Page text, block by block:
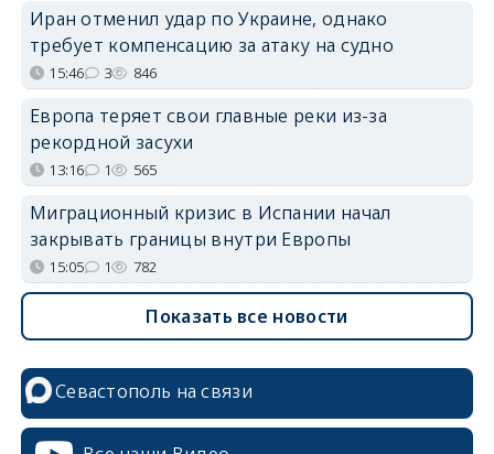
Иран отменил удар по Украине, однако
требует компенсацию за атаку на судно
15:46 3 846
Европа теряет свои главные реки из-за
рекордной засухи
13:16 1 565
Миграционный кризис в Испании начал
закрывать границы внутри Европы
15:05 1 782
Показать все новости
Севастополь на связи